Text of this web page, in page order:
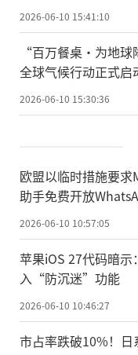
2026-06-10 15:41:10
“百万餐桌·为地
全球气候行动正式启
2026-06-10 15:30:36
欧盟以临时措施要求
助手免费开放
2026-06-10 10:57:05
苹果iOS 27代码暗示
入“防沉迷”功能
2026-06-10 10:46:27
市占率跌破10%！日